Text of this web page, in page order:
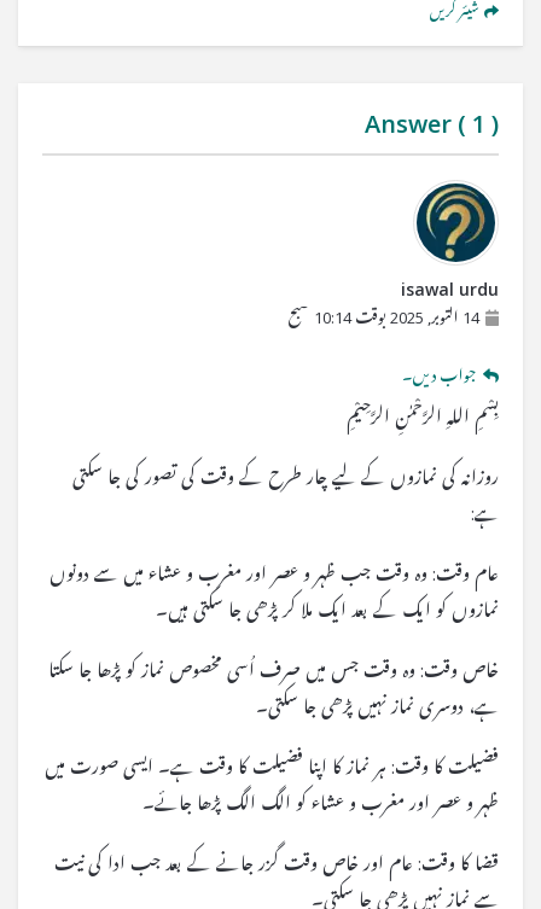
شیئر کریں
Answer ( 1 )
isawal urdu
14 اکتوبر, 2025 بوقت 10:14 صبح
جواب دیں۔
بِسْمِ اللہِ الرَّحْمٰنِ الرَّحِیْمِ
روزانہ کی نمازوں کے لیے چار طرح کے وقت کی تصور کی جا سکتی
ہے:
عام وقت: وہ وقت جب ظہر و عصر اور مغرب و عشاء میں سے دونوں
نمازوں کو ایک کے بعد ایک ملا کر پڑھی جا سکتی ہیں۔
خاص وقت: وہ وقت جس میں صرف اُسی مخصوص نماز کو پڑھا جا سکتا
ہے، دوسری نماز نہیں پڑھی جا سکتی۔
فضیلت کا وقت: ہر نماز کا اپنا فضیلت کا وقت ہے۔ ایسی صورت میں
ظہر و عصر اور مغرب و عشاء کو الگ الگ پڑھا جائے۔
قضا کا وقت: عام اور خاص وقت گزر جانے کے بعد جب ادا کی نیت
سے نماز نہیں پڑھی جا سکتی۔